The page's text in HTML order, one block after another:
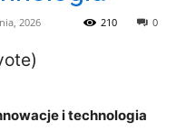
2026 0
210
i technologia